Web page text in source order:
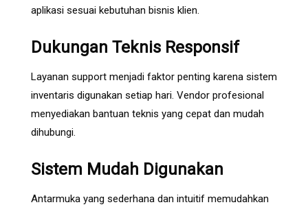
aplikasi sesuai kebutuhan bisnis klien.
Dukungan Teknis Responsif
Layanan support menjadi faktor penting karena sistem
inventaris digunakan setiap hari. Vendor profesional
menyediakan bantuan teknis yang cepat dan mudah
dihubungi.
Sistem Mudah Digunakan
Antarmuka yang sederhana dan intuitif memudahkan